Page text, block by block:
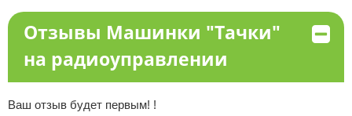
Отзывы Машинки "Тачки"
на радиоуправлении
Ваш отзыв будет первым! !